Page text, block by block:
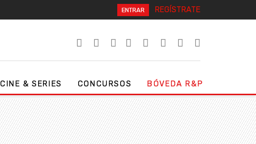
ENTRAR REGÍSTRATE
CINE & SERIES CONCURSOS BÓVEDA R&P